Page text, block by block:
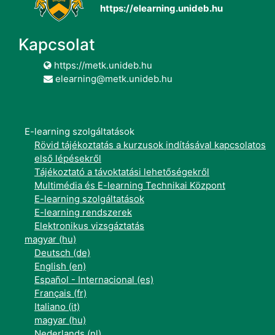
https://elearning.unideb.hu
Kapcsolat
https://metk.unideb.hu
elearning@metk.unideb.hu
E-learning szolgáltatások
Rövid tájékoztatás a kurzusok indításával kapcsolatos
első lépésekről
Tájékoztató a távoktatási lehetőségekről
Multimédia és E-learning Technikai Központ
E-learning szolgáltatások
E-learning rendszerek
Elektronikus vizsgáztatás
magyar ‎(hu)‎
Deutsch ‎(de)‎
English ‎(en)‎
Español - Internacional ‎(es)‎
Français ‎(fr)‎
Italiano ‎(it)‎
magyar ‎(hu)‎